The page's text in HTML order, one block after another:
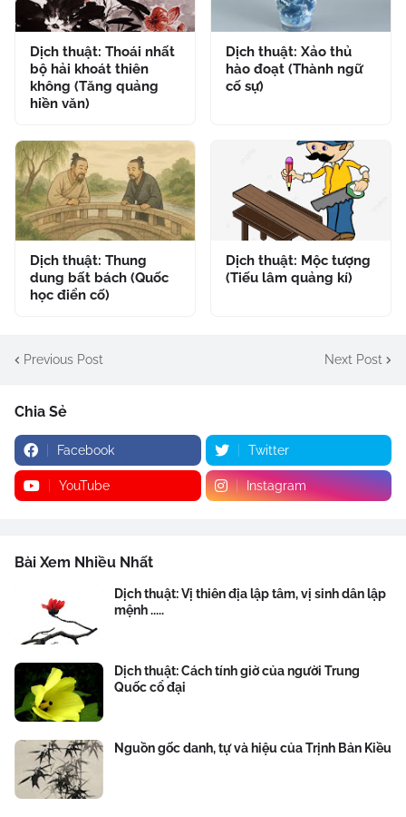
Dịch thuật: Thoái nhất
bộ hải khoát thiên
không (Tăng quảng
hiền văn)
Dịch thuật: Xảo thủ
hào đoạt (Thành ngữ
cố sự)
Dịch thuật: Thung
dung bất bách (Quốc
học điển cố)
Dịch thuật: Mộc tượng
(Tiếu lâm quảng kí)
Previous Post Next Post
Chia Sẻ
Facebook Twitter
YouTube Instagram
Bài Xem Nhiều Nhất
Dịch thuật: Vị thiên địa lập tâm, vị sinh dân lập
mệnh .....
Dịch thuật: Cách tính giờ của người Trung
Quốc cổ đại
Nguồn gốc danh, tự và hiệu của Trịnh Bản Kiều